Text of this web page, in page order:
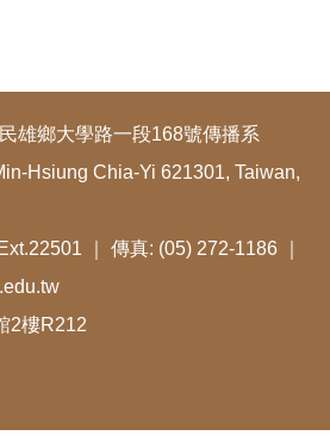
雄鄉大學路一段168號傳播系
Hsiung Chia-Yi 621301, Taiwan,
｜ 傳真: (05) 272-1186 ｜
2樓R212